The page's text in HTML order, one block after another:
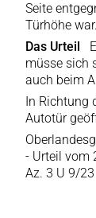
Seite
Türhöhe
Das Urteil
müsse sich
auch beim
In Richtung
Autotür
- Urteil vom
Az. 3 U 9/23